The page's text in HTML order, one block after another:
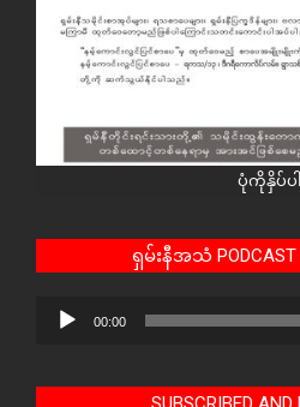
ပုံကိုနှိပ်ပါ
ရှမ်းနီအသံ
Audio
00:00